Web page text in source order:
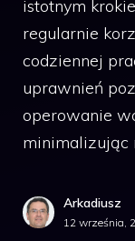
istotnym
regularnie
codziennej
uprawnień
operowanie
minimalizując
Arkadiusz
12 września,